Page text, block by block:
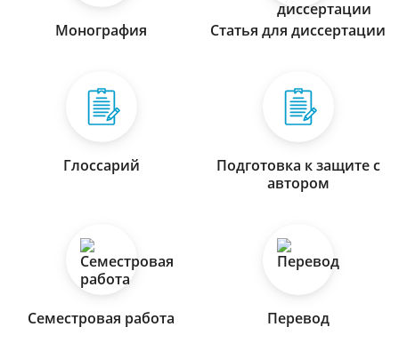
Монография Статья для диссертации
Глоссарий
Подготовка к защите с
автором
Семестровая работа Перевод